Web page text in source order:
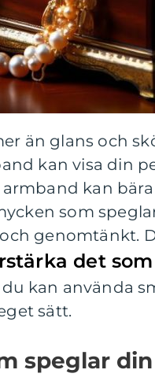
än glans och
kan visa din
kan
som
genomtänkt.
det
kan använda
sätt.
speglar